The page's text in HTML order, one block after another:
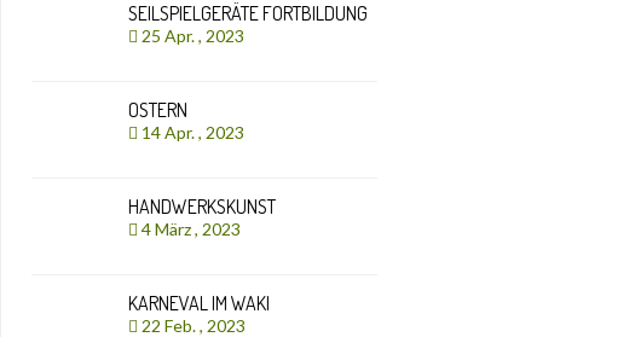
SEILSPIELGERÄTE FORTBILDUNG
25 Apr. , 2023
OSTERN
14 Apr. , 2023
HANDWERKSKUNST
4 März , 2023
KARNEVAL IM WAKI
22 Feb. , 2023